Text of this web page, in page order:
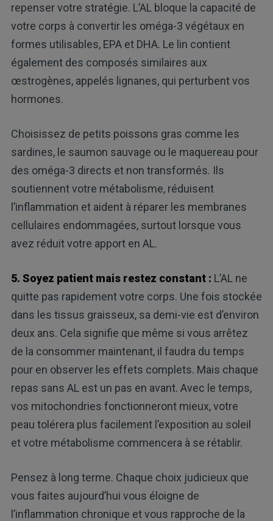
repenser votre stratégie. L’AL bloque la capacité de
votre corps à convertir les oméga-3 végétaux en
formes utilisables, EPA et DHA. Le lin contient
également des composés similaires aux
œstrogènes, appelés lignanes, qui perturbent vos
hormones.
Choisissez de petits poissons gras comme les
sardines, le saumon sauvage ou le maquereau pour
des oméga-3 directs et non transformés. Ils
soutiennent votre métabolisme, réduisent
l’inflammation et aident à réparer les membranes
cellulaires endommagées, surtout lorsque vous
avez réduit votre apport en AL.
5. Soyez patient mais restez constant : L’AL ne
quitte pas rapidement votre corps. Une fois stockée
dans les tissus graisseux, sa demi-vie est d’environ
deux ans. Cela signifie que même si vous arrêtez
de la consommer maintenant, il faudra du temps
pour en observer les effets complets. Mais chaque
repas sans AL est un pas en avant. Avec le temps,
vos mitochondries fonctionneront mieux, votre
peau tolérera plus facilement l’exposition au soleil
et votre métabolisme commencera à se rétablir.
Pensez à long terme. Chaque choix judicieux que
vous faites aujourd’hui vous éloigne de
l’inflammation chronique et vous rapproche de la